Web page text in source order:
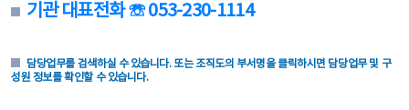
기관 대표전화 ☏ 053-230-1114
담당업무를 검색하실 수 있습니다. 또는 조직도의 부서명을 클릭하시면 담당업무 및 구
성원 정보를 확인할 수 있습니다.